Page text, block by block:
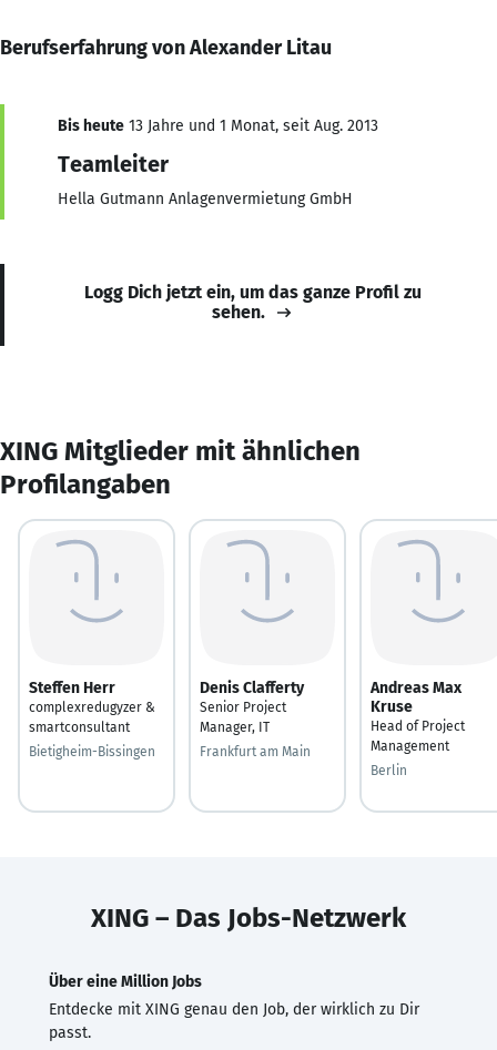
Berufserfahrung von Alexander Litau
Bis heute 13 Jahre und 1 Monat, seit Aug. 2013
Teamleiter
Hella Gutmann Anlagenvermietung GmbH
Logg Dich jetzt ein, um das ganze Profil zu
sehen.
XING Mitglieder mit ähnlichen
Profilangaben
Steffen Herr
complexredugyzer &
smartconsultant
Bietigheim-Bissingen
Denis Clafferty
Senior Project
Manager, IT
Frankfurt am Main
Andreas Max
Kruse
Head of Project
Management
Berlin
XING – Das Jobs-Netzwerk
Über eine Million Jobs
Entdecke mit XING genau den Job, der wirklich zu Dir
passt.